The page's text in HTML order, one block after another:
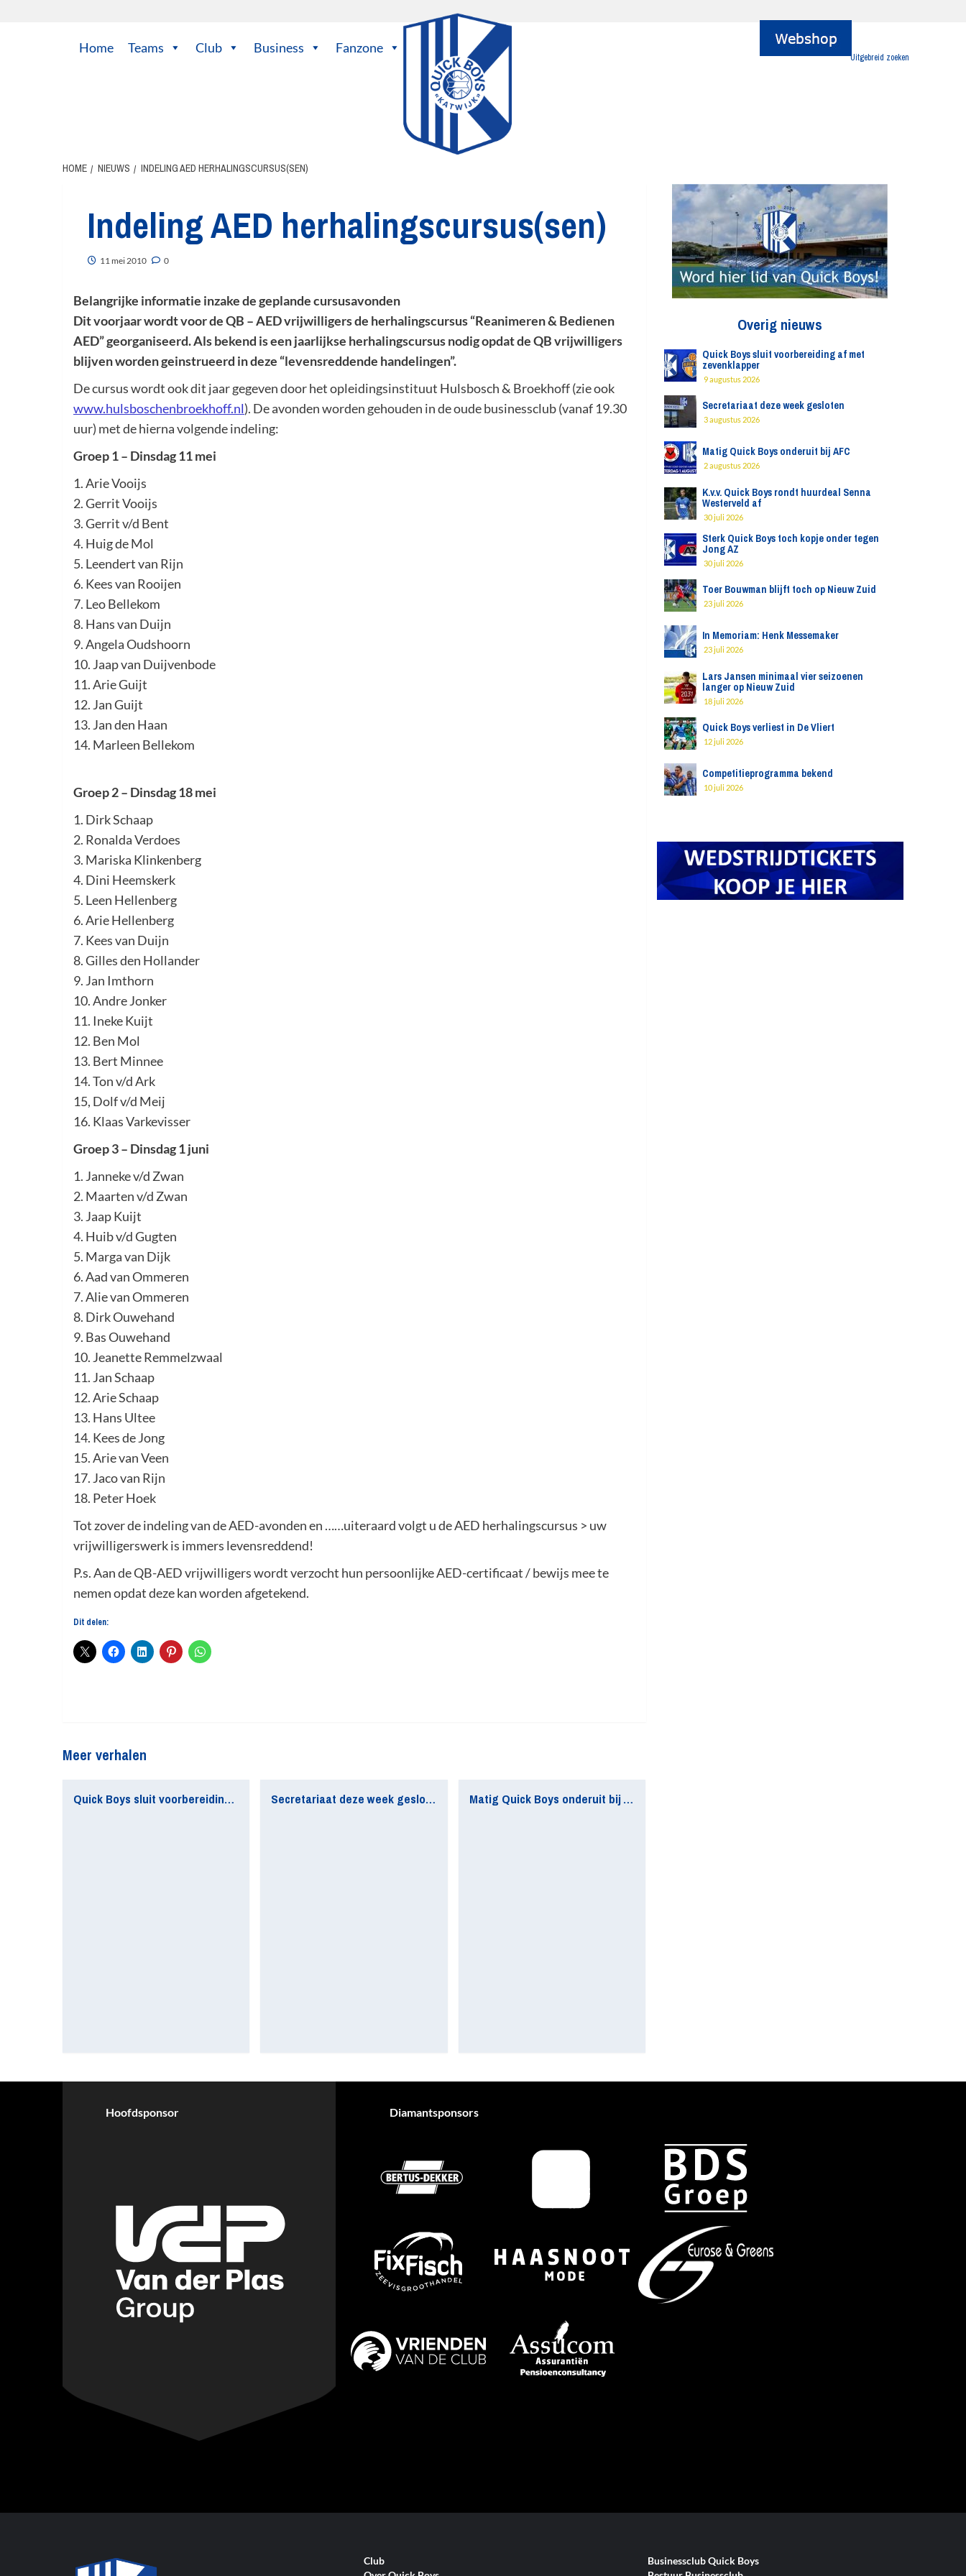
Home Teams Club Business Fanzone
Uitgebreid zoeken
HOME NIEUWS INDELING AED HERHALINGSCURSUS(SEN)
Indeling AED herhalingscursus(sen)
11 mei 2010 0
Belangrijke informatie inzake de geplande cursusavonden
Dit voorjaar wordt voor de QB – AED vrijwilligers de herhalingscursus “Reanimeren & Bedienen
AED” georganiseerd. Als bekend is een jaarlijkse herhalingscursus nodig opdat de QB vrijwilligers
blijven worden geinstrueerd in deze “levensreddende handelingen”.
De cursus wordt ook dit jaar gegeven door het opleidingsinstituut Hulsbosch & Broekhoff (zie ook
www.hulsboschenbroekhoff.nl). De avonden worden gehouden in de oude businessclub (vanaf 19.30
uur) met de hierna volgende indeling:
Groep 1 – Dinsdag 11 mei
1. Arie Vooijs
2. Gerrit Vooijs
3. Gerrit v/d Bent
4. Huig de Mol
5. Leendert van Rijn
6. Kees van Rooijen
7. Leo Bellekom
8. Hans van Duijn
9. Angela Oudshoorn
10. Jaap van Duijvenbode
11. Arie Guijt
12. Jan Guijt
13. Jan den Haan
14. Marleen Bellekom
Groep 2 – Dinsdag 18 mei
1. Dirk Schaap
2. Ronalda Verdoes
3. Mariska Klinkenberg
4. Dini Heemskerk
5. Leen Hellenberg
6. Arie Hellenberg
7. Kees van Duijn
8. Gilles den Hollander
9. Jan Imthorn
10. Andre Jonker
11. Ineke Kuijt
12. Ben Mol
13. Bert Minnee
14. Ton v/d Ark
15, Dolf v/d Meij
16. Klaas Varkevisser
Groep 3 – Dinsdag 1 juni
1. Janneke v/d Zwan
2. Maarten v/d Zwan
3. Jaap Kuijt
4. Huib v/d Gugten
5. Marga van Dijk
6. Aad van Ommeren
7. Alie van Ommeren
8. Dirk Ouwehand
9. Bas Ouwehand
10. Jeanette Remmelzwaal
11. Jan Schaap
12. Arie Schaap
13. Hans Ultee
14. Kees de Jong
15. Arie van Veen
17. Jaco van Rijn
18. Peter Hoek
Tot zover de indeling van de AED-avonden en ……uiteraard volgt u de AED herhalingscursus > uw
vrijwilligerswerk is immers levensreddend!
P.s. Aan de QB-AED vrijwilligers wordt verzocht hun persoonlijke AED-certificaat / bewijs mee te
nemen opdat deze kan worden afgetekend.
Dit delen:
Meer verhalen
Quick Boys sluit voorbereiding af met zevenklapper Secretariaat deze week gesloten Matig Quick Boys onderuit bij AFC
Overig nieuws
Quick Boys sluit voorbereiding af met
zevenklapper
9 augustus 2026
Secretariaat deze week gesloten
3 augustus 2026
Matig Quick Boys onderuit bij AFC
2 augustus 2026
K.v.v. Quick Boys rondt huurdeal Senna
Westerveld af
30 juli 2026
Sterk Quick Boys toch kopje onder tegen
Jong AZ
30 juli 2026
Toer Bouwman blijft toch op Nieuw Zuid
23 juli 2026
In Memoriam: Henk Messemaker
23 juli 2026
Lars Jansen minimaal vier seizoenen
langer op Nieuw Zuid
18 juli 2026
Quick Boys verliest in De Vliert
12 juli 2026
Competitieprogramma bekend
10 juli 2026
Hoofdsponsor Diamantsponsors
Club
Businessclub Quick Boys